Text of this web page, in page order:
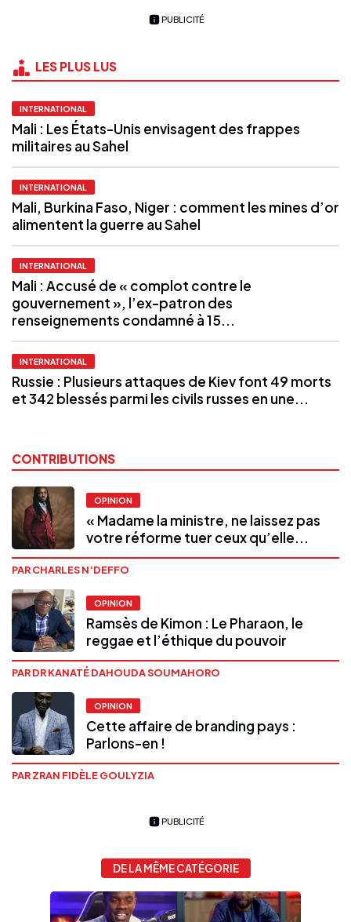
PUBLICITÉ
LES PLUS LUS
INTERNATIONAL
Mali : Les États-Unis envisagent des frappes
militaires au Sahel
INTERNATIONAL
Mali, Burkina Faso, Niger : comment les mines d’or
alimentent la guerre au Sahel
INTERNATIONAL
Mali : Accusé de « complot contre le
gouvernement », l’ex-patron des
renseignements condamné à 15...
INTERNATIONAL
Russie : Plusieurs attaques de Kiev font 49 morts
et 342 blessés parmi les civils russes en une...
CONTRIBUTIONS
OPINION
« Madame la ministre, ne laissez pas
votre réforme tuer ceux qu’elle...
PAR CHARLES N’DEFFO
OPINION
Ramsès de Kimon : Le Pharaon, le
reggae et l’éthique du pouvoir
PAR DR KANATÉ DAHOUDA SOUMAHORO
OPINION
Cette affaire de branding pays :
Parlons-en !
PAR ZRAN FIDÈLE GOULYZIA
PUBLICITÉ
DE LA MÊME CATÉGORIE